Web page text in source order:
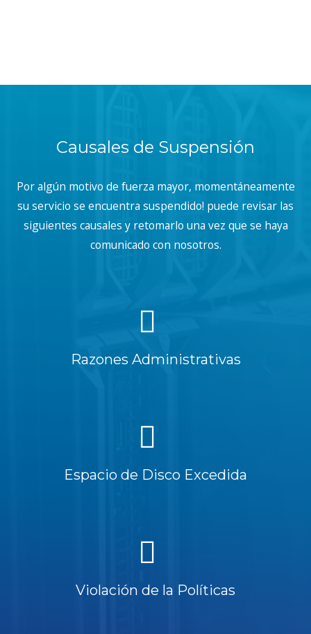
Causales de Suspensión
Por algún motivo de fuerza mayor, momentáneamente
su servicio se encuentra suspendido! puede revisar las
siguientes causales y retomarlo una vez que se haya
comunicado con nosotros.
Razones Administrativas
Espacio de Disco Excedida
Violación de la Políticas